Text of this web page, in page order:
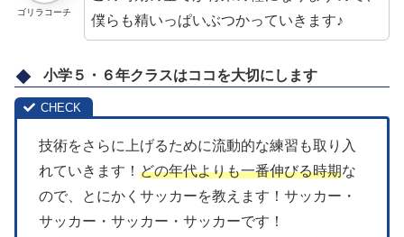
ゴリラコーチ
僕らも精いっぱいぶつかっていきます♪
小学５・６年クラスはココを大切にします
技術をさらに上げるために流動的な練習も取り入
れていきます！ どの年代よりも一番伸びる時期な
ので、とにかくサッカーを教えます！サッカー・
サッカー・サッカー・サッカーです！